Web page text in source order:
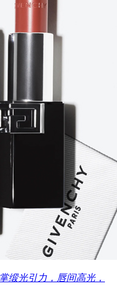
缎光引力，唇间高光，